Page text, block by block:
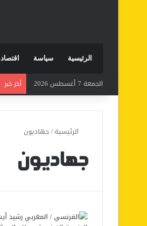
الرئيسية سياسة اقتصاد
الجمعة 7 أغسطس 2026 أخر خبر
الرئيسية/جهاديون
جهاديون